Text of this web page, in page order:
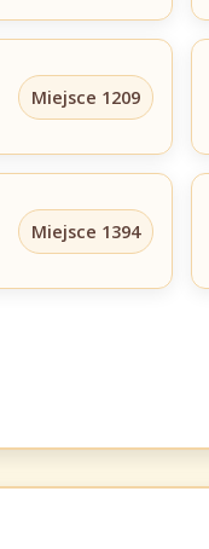
Miejsce 1209
Miejsce 1394